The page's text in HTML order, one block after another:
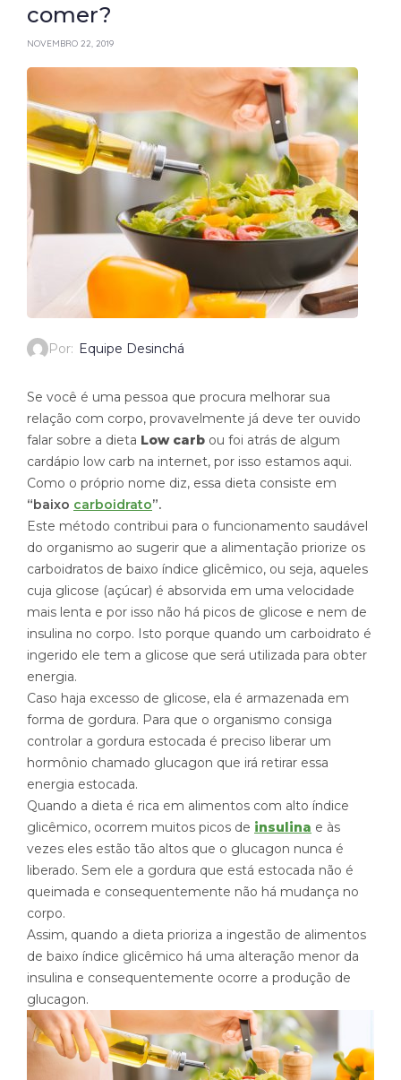
comer?
NOVEMBRO 22, 2019
Por: Equipe Desinchá
Se você é uma pessoa que procura melhorar sua
relação com corpo, provavelmente já deve ter ouvido
falar sobre a dieta Low carb ou foi atrás de algum
cardápio low carb na internet, por isso estamos aqui.
Como o próprio nome diz, essa dieta consiste em
“baixo carboidrato”.
Este método contribui para o funcionamento saudável
do organismo ao sugerir que a alimentação priorize os
carboidratos de baixo índice glicêmico, ou seja, aqueles
cuja glicose (açúcar) é absorvida em uma velocidade
mais lenta e por isso não há picos de glicose e nem de
insulina no corpo. Isto porque quando um carboidrato é
ingerido ele tem a glicose que será utilizada para obter
energia.
Caso haja excesso de glicose, ela é armazenada em
forma de gordura. Para que o organismo consiga
controlar a gordura estocada é preciso liberar um
hormônio chamado glucagon que irá retirar essa
energia estocada.
Quando a dieta é rica em alimentos com alto índice
glicêmico, ocorrem muitos picos de insulina e às
vezes eles estão tão altos que o glucagon nunca é
liberado. Sem ele a gordura que está estocada não é
queimada e consequentemente não há mudança no
corpo.
Assim, quando a dieta prioriza a ingestão de alimentos
de baixo índice glicêmico há uma alteração menor da
insulina e consequentemente ocorre a produção de
glucagon.